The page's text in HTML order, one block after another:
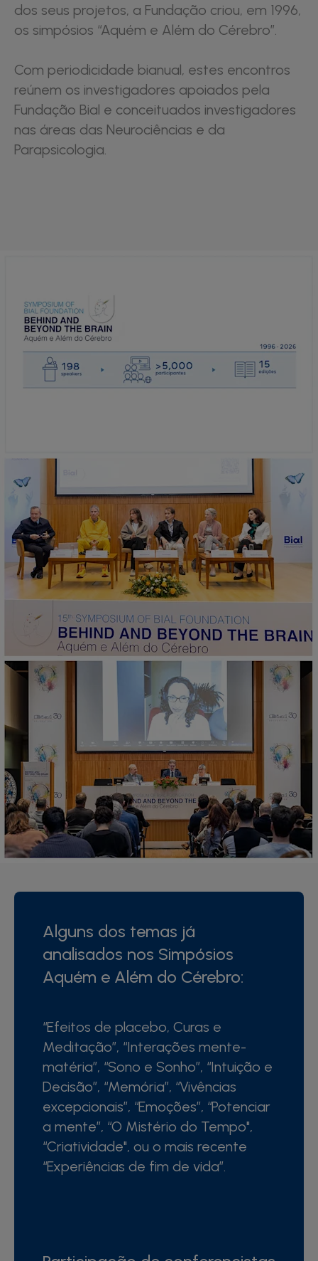
dos seus projetos, a Fundação criou, em 1996,
os simpósios “Aquém e Além do Cérebro”.
Com periodicidade bianual, estes encontros
reúnem os investigadores apoiados pela
Fundação Bial e conceituados investigadores
nas áreas das Neurociências e da
Parapsicologia.
Alguns dos temas já
analisados nos Simpósios
Aquém e Além do Cérebro:
“Efeitos de placebo, Curas e
Meditação”, “Interações mente-
matéria”, “Sono e Sonho”, “Intuição e
Decisão”, “Memória”, “Vivências
excepcionais”, “Emoções”, “Potenciar
a mente”, “O Mistério do Tempo",
“Criatividade", ou o mais recente
“Experiências de fim de vida”.